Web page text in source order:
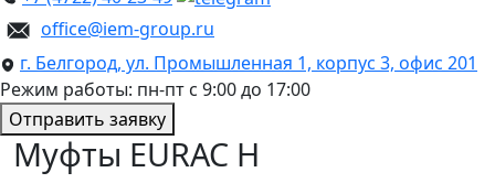
office@iem-group.ru
г. Белгород, ул. Промышленная 1, корпус 3, офис 201
Режим работы: пн-пт с 9:00 до 17:00
Отправить заявку
Муфты EURAC H